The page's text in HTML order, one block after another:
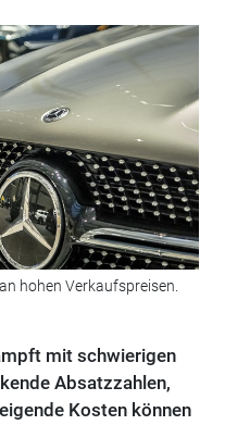
hohen Verkaufspreisen.
mit schwierigen
Absatzzahlen,
Kosten können